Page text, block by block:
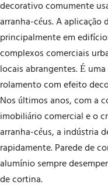
decorativo comumente
arranha-céus. A
principalmente em
complexos comerciais
locais abrangentes. É
rolamento com efeito
Nos últimos anos, com a
imobiliário comercial e o
arranha-céus, a indústria
rapidamente. Parede de
alumínio sempre
de cortina.